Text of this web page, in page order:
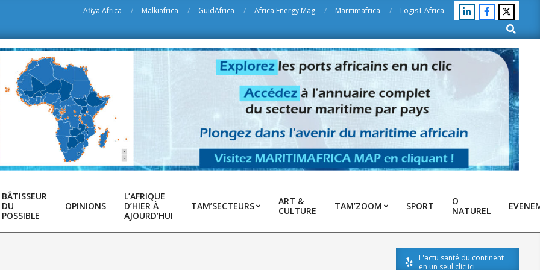
Afiya Africa Malkiafrica GuidAfrica Africa Energy Mag Maritimafrica
LogisT Africa
Search
BÂTISSEUR
DU
POSSIBLE
OPINIONS
L’AFRIQUE
D’HIER À
AJOURD’HUI
TAM’SECTEURS
ART &
CULTURE
TAM’ZOOM SPORT
O
NATUREL
L'actu santé du continent
en un seul clic ici